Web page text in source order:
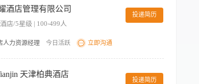
酒店管理有限公司
店/5星级 | 100-499人
投递简历
人力资源经理 今日活跃 立即沟通
3、与学员建立良好的互动关系，提升训练体验 任职要
对象交流天津柏典酒店
投递简历